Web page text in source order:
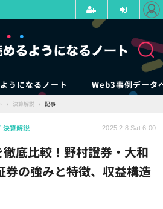
うになるノート Web3事例データ
› 決算解説 › 記事
底比較！野村證券・大和
券の強みと特徴、収益構造
決算解説 2025.2.8 Sat 6:00